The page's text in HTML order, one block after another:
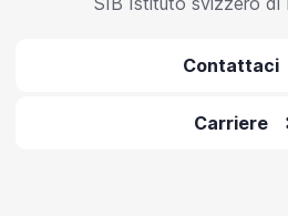
Contattaci
Carriere